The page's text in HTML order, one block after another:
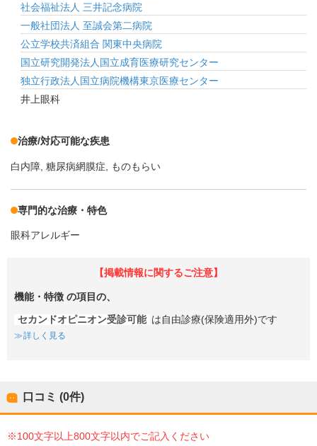
社会福祉法人 三井記念病院
一般社団法人 至誠会第二病院
公立学校共済組合 関東中央病院
国立研究開発法人国立成育医療研究センター
独立行政法人国立病院機構東京医療センター
井上眼科
治療/対応可能な疾患
白内障 糖尿病網膜症 ものもらい
専門的な治療・特色
眼科アレルギー
【掲載情報に関するご注意】
機能・特徴 の項目の、
セカンドオピニオン受診可能 は自由診療(保険適用外)です
詳しく見る
口コミ (0件)
※100文字以上800文字以内でご記入ください